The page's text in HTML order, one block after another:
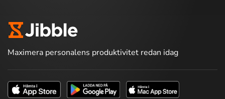
Maximera personalens produktivitet redan idag